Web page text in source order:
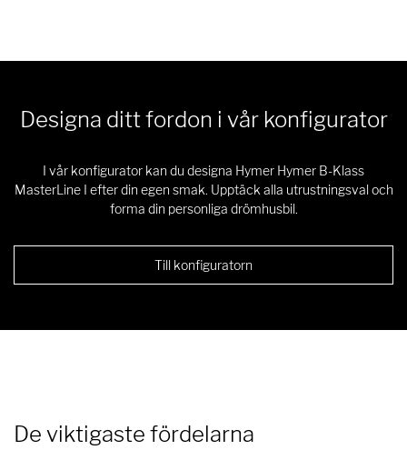
Designa ditt fordon i vår konfigurator
I vår konfigurator kan du designa Hymer Hymer B-Klass
MasterLine I efter din egen smak. Upptäck alla utrustningsval och
forma din personliga drömhusbil.
Till konfiguratorn
De viktigaste fördelarna